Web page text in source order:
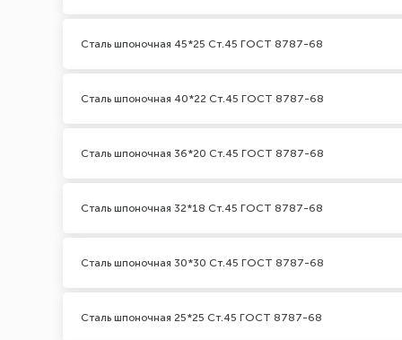
Сталь шпоночная 45*25 Ст.45 ГОСТ 8787-68
Сталь шпоночная 40*22 Ст.45 ГОСТ 8787-68
Сталь шпоночная 36*20 Ст.45 ГОСТ 8787-68
Сталь шпоночная 32*18 Ст.45 ГОСТ 8787-68
Сталь шпоночная 30*30 Ст.45 ГОСТ 8787-68
Сталь шпоночная 25*25 Ст.45 ГОСТ 8787-68